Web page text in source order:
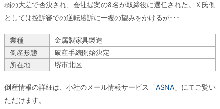
弱の大差で否決され、会社提案の8名が取締役に選任された。Ｘ氏側
としては控訴審での逆転勝訴に一縷の望みをかけるが･･･
業種
金属製家具製造
倒産形態
破産手続開始決定
所在地
堺市北区
倒産情報の詳細は、小社のメール情報サービス「ASNA 」にてご覧い
ただけます。